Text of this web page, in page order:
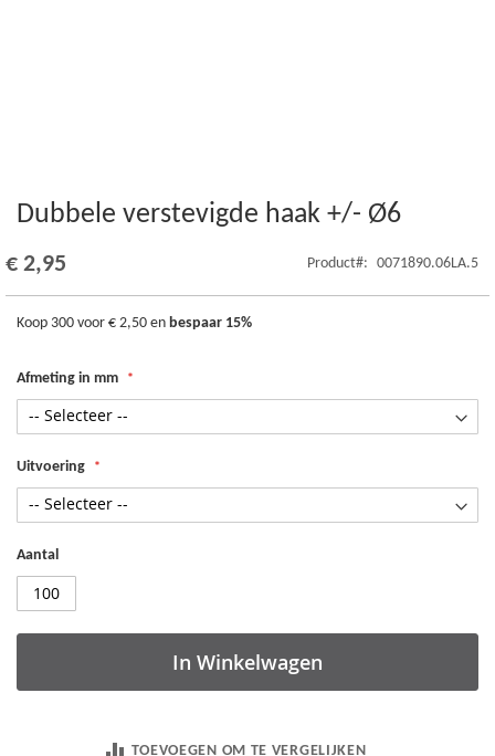
Ga
het
begin
van
de
Dubbele verstevigde haak +/- Ø6
€ 2,95 Product 0071890.06LA.5
Koop 300 voor € 2,50 en bespaar 15%
Afmeting in mm
Uitvoering
Aantal
In Winkelwagen
TOEVOEGEN OM TE VERGELIJKEN